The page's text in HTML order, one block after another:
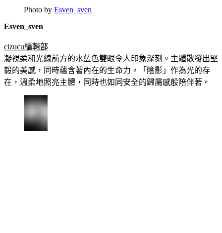
Photo by Esven_sven
Esven_sven
cizucu編輯部
凝視柔和光線前方的水藍色雙眼令人印象深刻。主體散發出堅
毅的美感，同時蘊含著內在的生命力。「陰影」作為光的存
在，溫柔地照亮主體，同時也如同安全的歸屬感般陪伴著。